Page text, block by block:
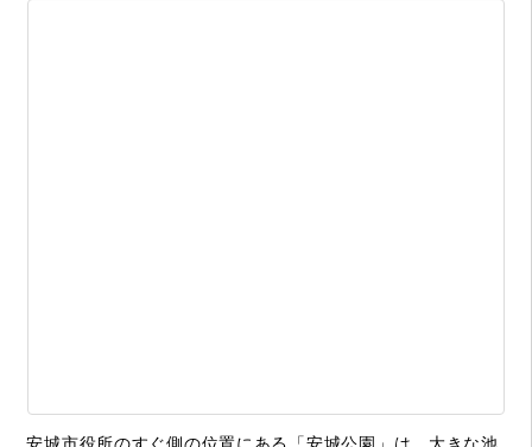
安城市役所のすぐ側の位置にある「安城公園」は、大きな池